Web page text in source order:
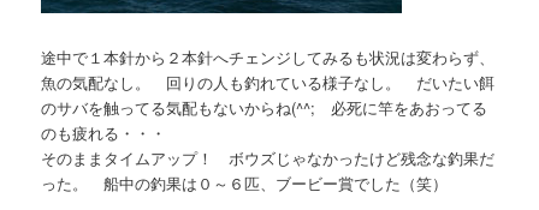
途中で１本針から２本針へチェンジしてみるも状況は変わらず、
魚の気配なし。 回りの人も釣れている様子なし。 だいたい餌
のサバを触ってる気配もないからね(^^; 必死に竿をあおってる
のも疲れる・・・
そのままタイムアップ！ ボウズじゃなかったけど残念な釣果だ
った。 船中の釣果は０～６匹、ブービー賞でした（笑）